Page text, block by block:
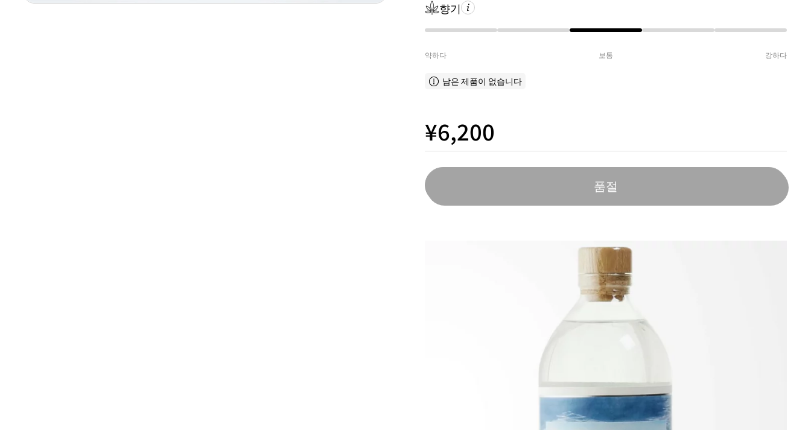
향기
약하다 보통 강하다
남은 제품이 없습니다
¥6,200
품절